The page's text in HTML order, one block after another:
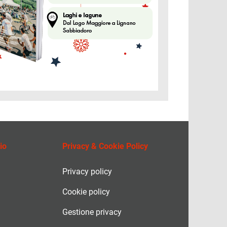
Privacy & Cookie Policy
Privacy policy
Cookie policy
Gestione privacy